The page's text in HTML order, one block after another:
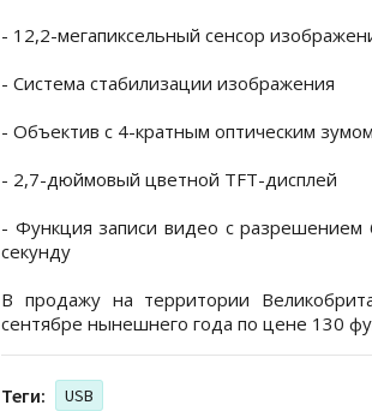
- 12,2-мегапиксельный сенсор
- Система стабилизации изображения
- Объектив с 4-кратным оптическим зумом
- 2,7-дюймовый цветной TFT-дисплей
- Функция записи видео с разрешением
секунду
В продажу на территории
сентябре нынешнего года по цене 130
Теги: USB